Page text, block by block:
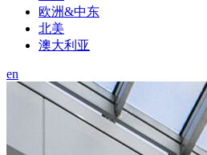
欧洲&中东
北美
澳大利亚
en